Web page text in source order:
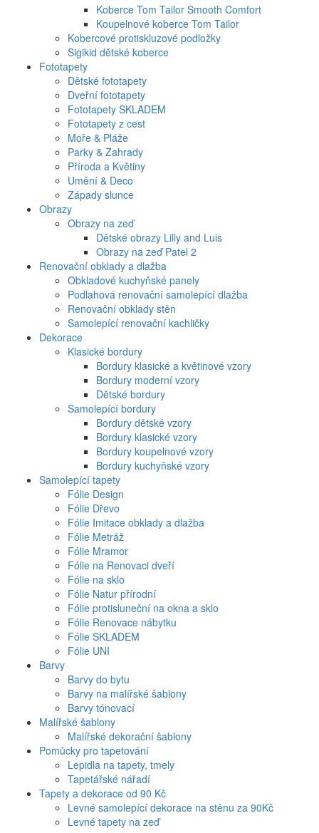
Koberce Tom Tailor Smooth Comfort
Koupelnové koberce Tom Tailor
Kobercové protiskluzové podložky
Sigikid dětské koberce
Fototapety
Dětské fototapety
Dveřní fototapety
Fototapety SKLADEM
Fototapety z cest
Moře & Pláže
Parky & Zahrady
Příroda a Květiny
Umění & Deco
Západy slunce
Obrazy
Obrazy na zeď
Dětské obrazy Lilly and Luis
Obrazy na zeď Patel 2
Renovační obklady a dlažba
Obkladové kuchyňské panely
Podlahová renovační samolepící dlažba
Renovační obklady stěn
Samolepící renovační kachličky
Dekorace
Klasické bordury
Bordury klasické a květinové vzory
Bordury moderní vzory
Dětské bordury
Samolepící bordury
Bordury dětské vzory
Bordury klasické vzory
Bordury koupelnové vzory
Bordury kuchyňské vzory
Samolepící tapety
Fólie Design
Fólie Dřevo
Fólie Imitace obklady a dlažba
Fólie Metráž
Fólie Mramor
Fólie na Renovaci dveří
Fólie na sklo
Fólie Natur přírodní
Fólie protisluneční na okna a sklo
Fólie Renovace nábytku
Fólie SKLADEM
Fólie UNI
Barvy
Barvy do bytu
Barvy na malířské šablony
Barvy tónovací
Malířské šablony
Malířské dekorační šablony
Pomůcky pro tapetování
Lepidla na tapety, tmely
Tapetářské nářadí
Tapety a dekorace od 90 Kč
Levné samolepící dekorace na stěnu za 90Kč
Levné tapety na zeď